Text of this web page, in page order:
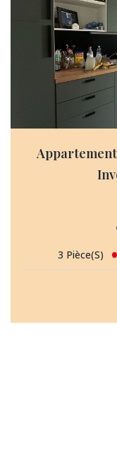
Appartement
3 Pièce(s)